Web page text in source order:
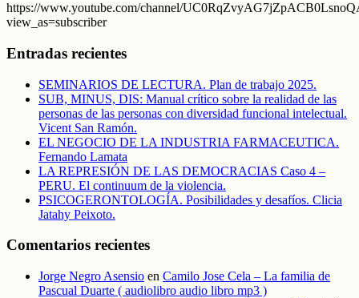
https://www.youtube.com/channel/
view_as=subscriber
Entradas recientes
SEMINARIOS DE LECTURA. Plan de trabajo 2025.
SUB, MINUS, DIS: Manual crítico sobre la realidad de las
personas de las personas con diversidad funcional intelectual.
Vicent San Ramón.
EL NEGOCIO DE LA INDUSTRIA FARMACEUTICA.
Fernando Lamata
LA REPRESIÓN DE LAS DEMOCRACIAS Caso 4 –
PERU. El continuum de la violencia.
PSICOGERONTOLOGÍA. Posibilidades y desafíos. Clicia
Jatahy Peixoto.
Comentarios recientes
Jorge Negro Asensio en Camilo Jose Cela – La familia de
Pascual Duarte ( audiolibro audio libro mp3 )